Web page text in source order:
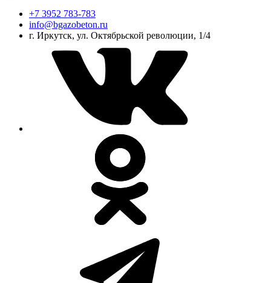
+7 3952 783-783
info@bgazobeton.ru
г. Иркутск, ул. Октябрьской революции, 1/4